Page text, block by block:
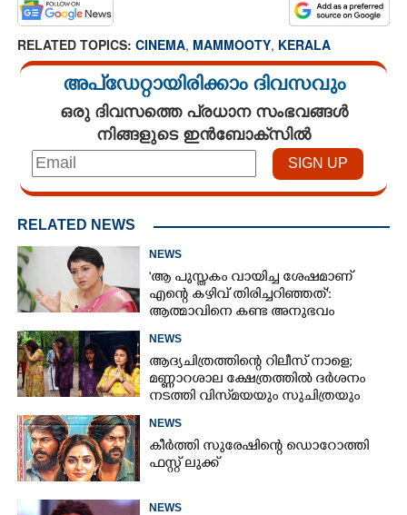
RELATED TOPICS: CINEMA, MAMMOOTY, KERALA
അപ്ഡേറ്റായിരിക്കാം ദിവസവും
ഒരു ദിവസത്തെ പ്രധാന സംഭവങ്ങൾ
നിങ്ങളുടെ ഇൻബോക്സിൽ
RELATED NEWS
NEWS
'ആ പുസ്തകം വായിച്ച ശേഷമാണ്
എന്റെ കഴിവ് തിരിച്ചറിഞ്ഞത്':
ആത്മാവിനെ കണ്ട അനുഭവം
NEWS
ആദ്യചിത്രത്തിന്റെ റിലീസ് നാളെ;
മണ്ണാറശാല ക്ഷേത്രത്തിൽ ദർശനം
നടത്തി വിസ്‌മയയും സുചിത്രയും
NEWS
കീർത്തി സുരേഷിന്റെ ഡൊറോത്തി
ഫസ്റ്റ് ലുക്ക്
NEWS